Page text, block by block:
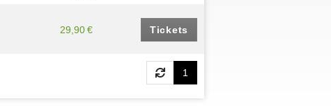
29,90 € Tickets
1